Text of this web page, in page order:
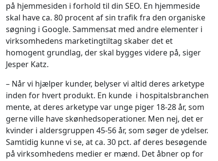
på hjemmesiden i forhold til din SEO. En hjemmeside
skal have ca. 80 procent af sin trafik fra den organiske
søgning i Google. Sammensat med andre elementer i
virksomhedens marketingtiltag skaber det et
homogent grundlag, der skal bygges videre på, siger
Jesper Katz.
– Når vi hjælper kunder, belyser vi altid deres arketype
inden for hvert produkt. En kunde i hospitalsbranchen
mente, at deres arketype var unge piger 18-28 år, som
gerne ville have skønhedsoperationer. Men nej, det er
kvinder i aldersgruppen 45-56 år, som søger de ydelser.
Samtidig kunne vi se, at ca. 30 pct. af deres besøgende
på virksomhedens medier er mænd. Det åbner op for